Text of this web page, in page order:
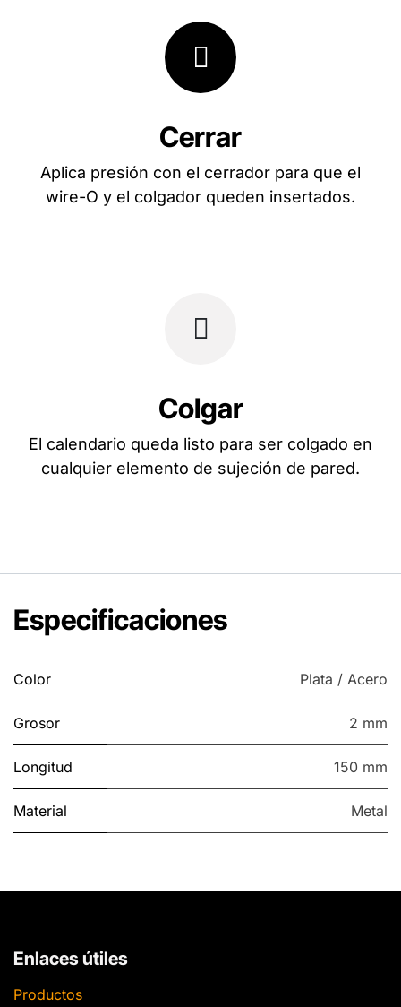
Cerrar
Aplica presión con el cerrador para que el
wire-O y el colgador queden insertados.
Colgar
El calendario queda listo para ser colgado en
cualquier elemento de sujeción de pared.
Especificaciones
Color Plata / Acero
Grosor 2 mm
Longitud 150 mm
Material Metal
Enlaces útiles
Productos